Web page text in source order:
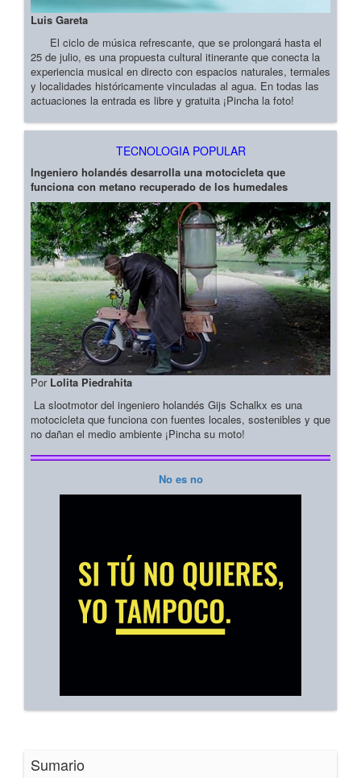
Luis Gareta
El ciclo de música refrescante, que se prolongará hasta el
25 de julio, es una propuesta cultural itinerante que conecta la
experiencia musical en directo con espacios naturales, termales
y localidades históricamente vinculadas al agua. En todas las
actuaciones la entrada es libre y gratuita ¡Pincha la foto!
TECNOLOGIA POPULAR
Ingeniero holandés desarrolla una motocicleta que
funciona con metano recuperado de los humedales
Por Lolita Piedrahita
La slootmotor del ingeniero holandés Gijs Schalkx es una
motocicleta que funciona con fuentes locales, sostenibles y que
no dañan el medio ambiente ¡Pincha su moto!
No es no
Sumario